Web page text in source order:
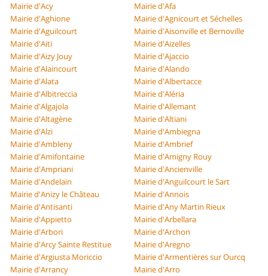
Mairie d'Acy
Mairie d'Afa
Mairie d'Aghione
Mairie d'Agnicourt et Séchelles
Mairie d'Aguilcourt
Mairie d'Aisonville et Bernoville
Mairie d'Aiti
Mairie d'Aizelles
Mairie d'Aizy Jouy
Mairie d'Ajaccio
Mairie d'Alaincourt
Mairie d'Alando
Mairie d'Alata
Mairie d'Albertacce
Mairie d'Albitreccia
Mairie d'Aléria
Mairie d'Algajola
Mairie d'Allemant
Mairie d'Altagène
Mairie d'Altiani
Mairie d'Alzi
Mairie d'Ambiegna
Mairie d'Ambleny
Mairie d'Ambrief
Mairie d'Amifontaine
Mairie d'Amigny Rouy
Mairie d'Ampriani
Mairie d'Ancienville
Mairie d'Andelain
Mairie d'Anguilcourt le Sart
Mairie d'Anizy le Château
Mairie d'Annois
Mairie d'Antisanti
Mairie d'Any Martin Rieux
Mairie d'Appietto
Mairie d'Arbellara
Mairie d'Arbori
Mairie d'Archon
Mairie d'Arcy Sainte Restitue
Mairie d'Aregno
Mairie d'Argiusta Moriccio
Mairie d'Armentières sur Ourcq
Mairie d'Arrancy
Mairie d'Arro